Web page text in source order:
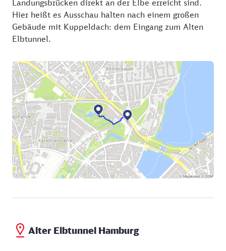
Landungsbrücken direkt an der Elbe erreicht sind.
Hier heißt es Ausschau halten nach einem großen
Gebäude mit Kuppeldach: dem Eingang zum Alten
Elbtunnel.
Alter Elbtunnel Hamburg